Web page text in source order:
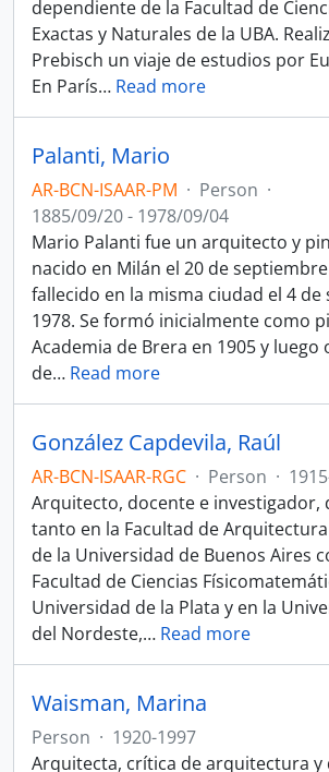
dependiente de la Facultad de
Exactas y Naturales de la UBA.
Prebisch un viaje de estudios por
En París… Read more
Palanti, Mario
AR-BCN-ISAAR-PM · Person ·
1885/09/20 - 1978/09/04
Mario Palanti fue un arquitecto y
nacido en Milán el 20 de
fallecido en la misma ciudad el 4
1978. Se formó inicialmente como
Academia de Brera en 1905 y
de… Read more
González Capdevila, Raúl
AR-BCN-ISAAR-RGC · Person ·
Arquitecto, docente e investigador,
tanto en la Facultad de
de la Universidad de Buenos Aires
Facultad de Ciencias
Universidad de la Plata y en la
del Nordeste,… Read more
Waisman, Marina
Person · 1920-1997
Arquitecta, crítica de arquitectura y